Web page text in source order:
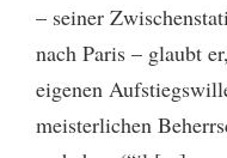
– seiner
nach Paris – glaubt
eigenen
meisterlichen